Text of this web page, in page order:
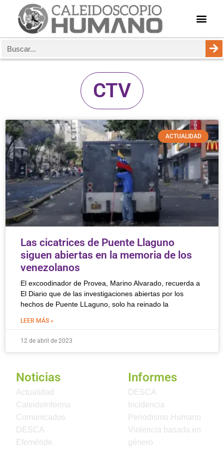
CTV
ACTUALIDAD
Las cicatrices de Puente Llaguno
siguen abiertas en la memoria de los
venezolanos
El excoodinador de Provea, Marino Alvarado, recuerda a
El Diario que de las investigaciones abiertas por los
hechos de Puente LLaguno, solo ha reinado la
LEER MÁS »
12 de abril de 2023
Noticias
Actualidad
CaleidoInforma
Comunicados
DESCA
Efeméride
Informes
DESCA
Incidencia
Periodismo Humano
Violencia basada en
género